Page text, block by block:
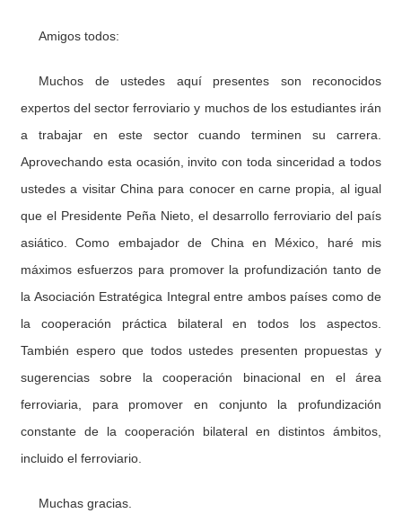
Amigos todos:
Muchos de ustedes aquí presentes son reconocidos
expertos del sector ferroviario y muchos de los estudiantes irán
a trabajar en este sector cuando terminen su carrera.
Aprovechando esta ocasión, invito con toda sinceridad a todos
ustedes a visitar China para conocer en carne propia, al igual
que el Presidente Peña Nieto, el desarrollo ferroviario del país
asiático. Como embajador de China en México, haré mis
máximos esfuerzos para promover la profundización tanto de
la Asociación Estratégica Integral entre ambos países como de
la cooperación práctica bilateral en todos los aspectos.
También espero que todos ustedes presenten propuestas y
sugerencias sobre la cooperación binacional en el área
ferroviaria, para promover en conjunto la profundización
constante de la cooperación bilateral en distintos ámbitos,
incluido el ferroviario.
Muchas gracias.